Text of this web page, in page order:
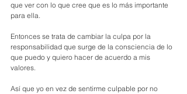
que ver con lo que cree que es lo más importante
para ella.
Entonces se trata de cambiar la culpa por la
responsabilidad que surge de la consciencia de lo
que puedo y quiero hacer de acuerdo a mis
valores.
Así que yo en vez de sentirme culpable por no